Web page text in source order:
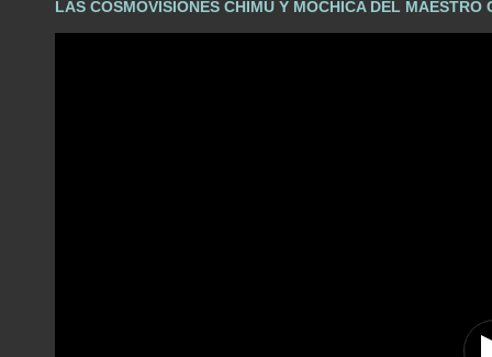
LAS COSMOVISIONES CHIMÚ Y MOCHICA DEL MAESTRO